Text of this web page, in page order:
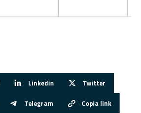
Linkedin Twitter
Telegram Copia link